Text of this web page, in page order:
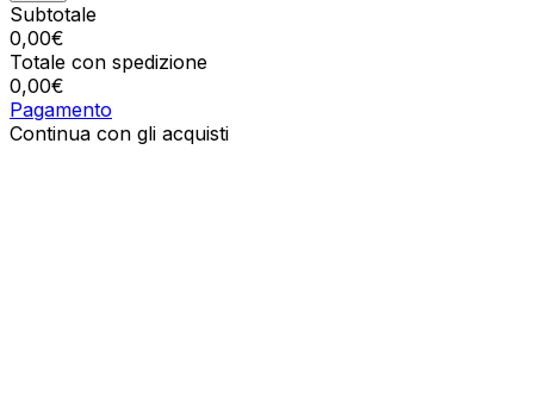
Subtotale
0,00€
Totale con spedizione
0,00€
Pagamento
Continua con gli acquisti